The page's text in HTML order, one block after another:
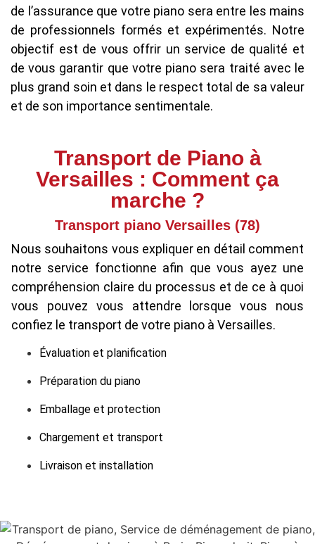
de l’assurance que votre piano sera entre les mains
de professionnels formés et expérimentés. Notre
objectif est de vous offrir un service de qualité et
de vous garantir que votre piano sera traité avec le
plus grand soin et dans le respect total de sa valeur
et de son importance sentimentale.
Transport de Piano à
Versailles : Comment ça
marche ?
Transport piano Versailles (78)
Nous souhaitons vous expliquer en détail comment
notre service fonctionne afin que vous ayez une
compréhension claire du processus et de ce à quoi
vous pouvez vous attendre lorsque vous nous
confiez le transport de votre piano à Versailles.
Évaluation et planification
Préparation du piano
Emballage et protection
Chargement et transport
Livraison et installation